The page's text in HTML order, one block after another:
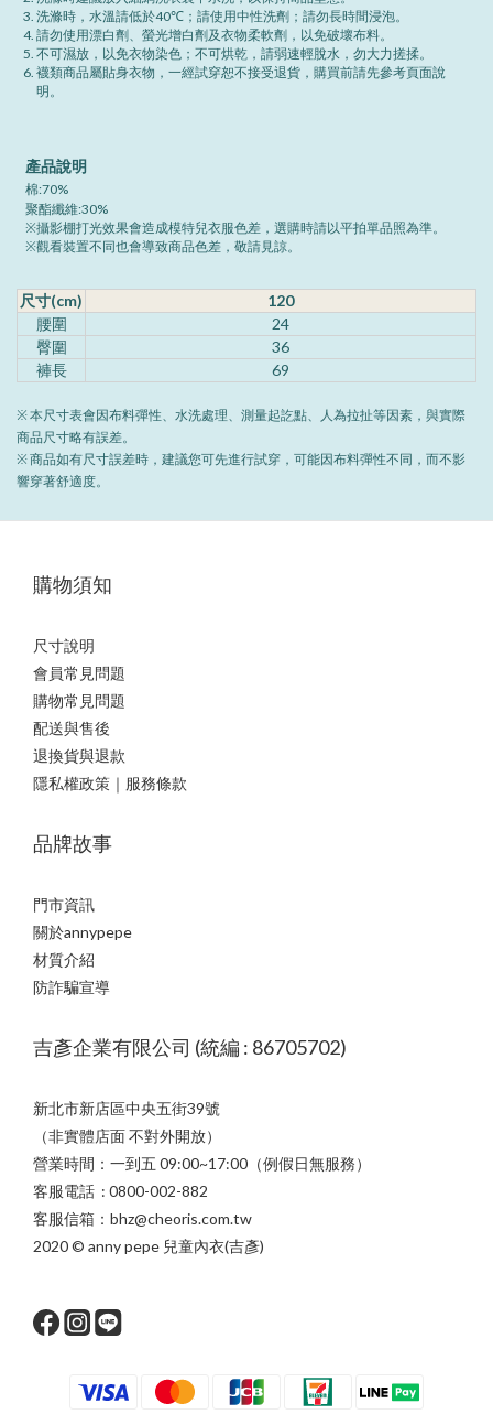
洗滌時，水溫請低於40℃；請使用中性洗劑；請勿長時間浸泡。
請勿使用漂白劑、螢光增白劑及衣物柔軟劑，以免破壞布料。
不可濕放，以免衣物染色；不可烘乾，請弱速輕脫水，勿大力搓揉。
襪類商品屬貼身衣物，一經試穿恕不接受退貨，購買前請先參考頁面說
明。
產品說明
棉:70%
聚酯纖維:30%
※攝影棚打光效果會造成模特兒衣服色差，選購時請以平拍單品照為準。
※觀看裝置不同也會導致商品色差，敬請見諒。
尺寸(cm)
120
腰圍
24
臀圍
36
褲長
69
※ 本尺寸表會因布料彈性、水洗處理、測量起訖點、人為拉扯等因素，與實際
商品尺寸略有誤差。
※ 商品如有尺寸誤差時，建議您可先進行試穿，可能因布料彈性不同，而不影
響穿著舒適度。
購物須知
尺寸說明
會員常見問題
購物常見問題
配送與售後
退換貨與退款
隱私權政策｜服務條款
品牌故事
門市資訊
關於annypepe
材質介紹
防詐騙宣導
吉彥企業有限公司 (統編 : 86705702)
新北市新店區中央五街39號
（非實體店面 不對外開放）
營業時間：一到五 09:00~17:00（例假日無服務）
客服電話 : 0800-002-882
客服信箱：bhz@cheoris.com.tw
2020 © anny pepe 兒童內衣(吉彥)